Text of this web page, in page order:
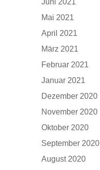
Juni 2021
Mai 2021
April 2021
März 2021
Februar 2021
Januar 2021
Dezember 2020
November 2020
Oktober 2020
September 2020
August 2020